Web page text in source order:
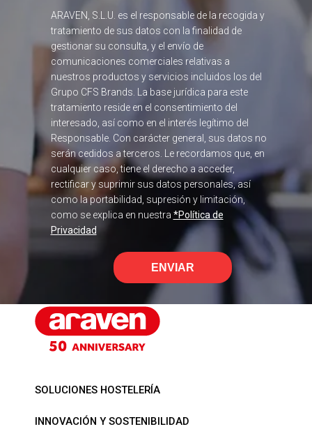
ARAVEN, S.L.U. es el responsable de la recogida y
tratamiento de sus datos con la finalidad de
gestionar su consulta, y el envío de
comunicaciones comerciales relativas a
nuestros productos y servicios incluidos los del
Grupo CFS Brands. La base jurídica para este
tratamiento reside en el consentimiento del
interesado, así como en el interés legítimo del
Responsable. Con carácter general, sus datos no
serán cedidos a terceros. Le recordamos que, en
cualquier caso, tiene el derecho a acceder,
rectificar y suprimir sus datos personales, así
como la portabilidad, supresión y limitación,
como se explica en nuestra *Política de
Privacidad
ENVIAR
SOLUCIONES HOSTELERÍA
INNOVACIÓN Y SOSTENIBILIDAD